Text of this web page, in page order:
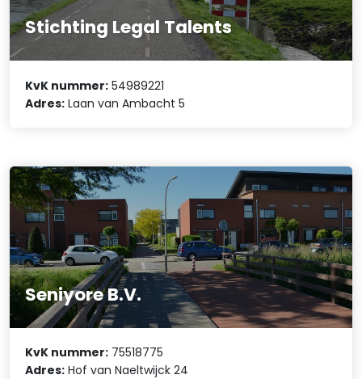
Stichting Legal Talents
KvK nummer: 54989221
Adres: Laan van Ambacht 5
Seniyore B.V.
KvK nummer: 75518775
Adres: Hof van Naeltwijck 24